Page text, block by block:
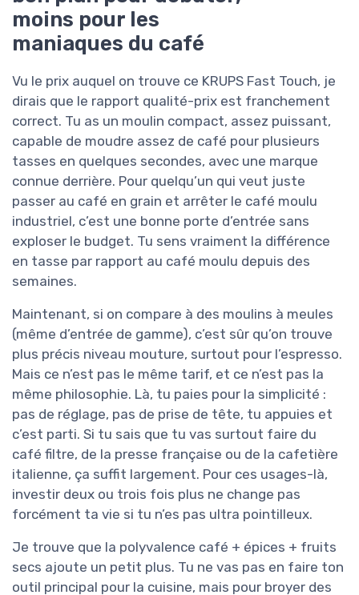
moins pour les
maniaques du café
Vu le prix auquel on trouve ce KRUPS Fast Touch, je
dirais que le rapport qualité-prix est franchement
correct. Tu as un moulin compact, assez puissant,
capable de moudre assez de café pour plusieurs
tasses en quelques secondes, avec une marque
connue derrière. Pour quelqu’un qui veut juste
passer au café en grain et arrêter le café moulu
industriel, c’est une bonne porte d’entrée sans
exploser le budget. Tu sens vraiment la différence
en tasse par rapport au café moulu depuis des
semaines.
Maintenant, si on compare à des moulins à meules
(même d’entrée de gamme), c’est sûr qu’on trouve
plus précis niveau mouture, surtout pour l’espresso.
Mais ce n’est pas le même tarif, et ce n’est pas la
même philosophie. Là, tu paies pour la simplicité :
pas de réglage, pas de prise de tête, tu appuies et
c’est parti. Si tu sais que tu vas surtout faire du
café filtre, de la presse française ou de la cafetière
italienne, ça suffit largement. Pour ces usages-là,
investir deux ou trois fois plus ne change pas
forcément ta vie si tu n’es pas ultra pointilleux.
Je trouve que la polyvalence café + épices + fruits
secs ajoute un petit plus. Tu ne vas pas en faire ton
outil principal pour la cuisine, mais pour broyer des